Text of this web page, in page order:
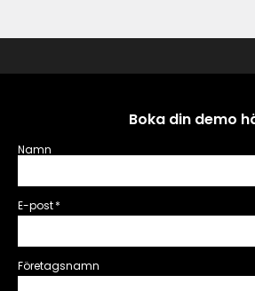
Boka din demo
Namn
E-post*
Företagsnamn